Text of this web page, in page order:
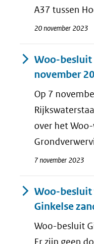
A37 tussen
20 november 2023
Woo-besluit
november
Op 7
over het
7 november 2023
Woo-besluit
Ginkelse
Woo-besluit